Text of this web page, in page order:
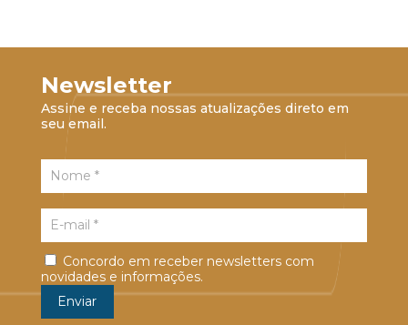
Newsletter
Assine e receba nossas atualizações direto em
seu email.
Concordo em receber newsletters com
novidades e informações.